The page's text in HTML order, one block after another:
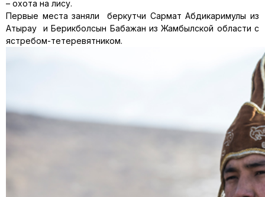
– охота на лису.
Первые места заняли беркутчи Сармат Абдикаримулы из
Атырау и Берикболсын Бабажан из Жамбылской области с
ястребом-тетеревятником.